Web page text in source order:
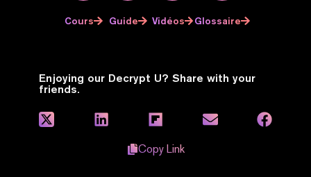
Cours Guide Vidéos Glossaire
Enjoying our Decrypt U? Share with your
friends.
Copy Link